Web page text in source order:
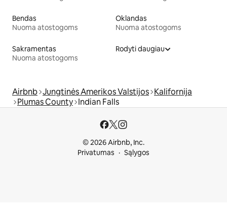
Bendas
Nuoma atostogoms
Oklandas
Nuoma atostogoms
Sakramentas
Nuoma atostogoms
Rodyti daugiau
Airbnb Jungtinės Amerikos Valstijos Kalifornija
Plumas County Indian Falls
© 2026 Airbnb, Inc.
Privatumas
Sąlygos